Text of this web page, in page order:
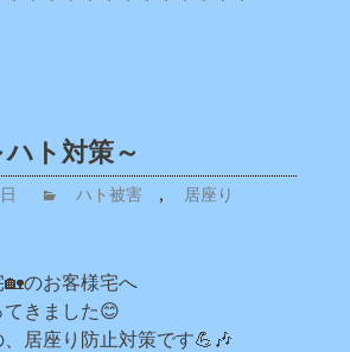
ハト対策～
ハト被害 ,
居座り
のお客様宅へ
きました😊
居座り防止対策です💪🎶